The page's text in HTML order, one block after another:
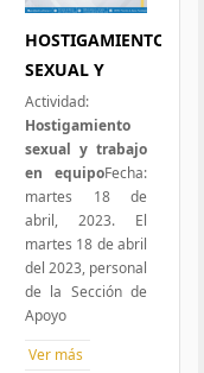
HOSTIGAMIENTO
SEXUAL Y
Actividad:
Hostigamiento
sexual y trabajo
en equipoFecha:
martes 18 de
abril, 2023. El
martes 18 de abril
del 2023, personal
de la Sección de
Apoyo
Ver más